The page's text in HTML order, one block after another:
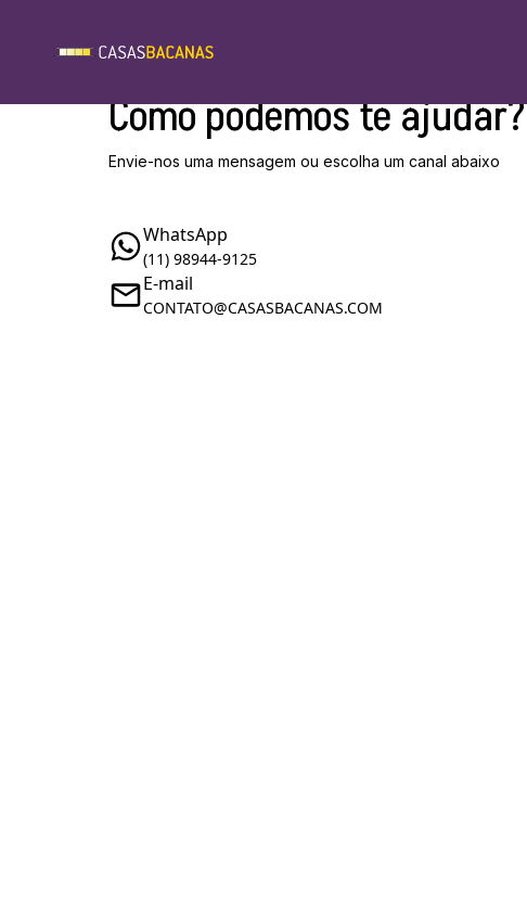
Como podemos te ajudar?
Envie-nos uma mensagem ou escolha um canal abaixo
WhatsApp
(11) 98944-9125
E-mail
CONTATO@CASASBACANAS.COM